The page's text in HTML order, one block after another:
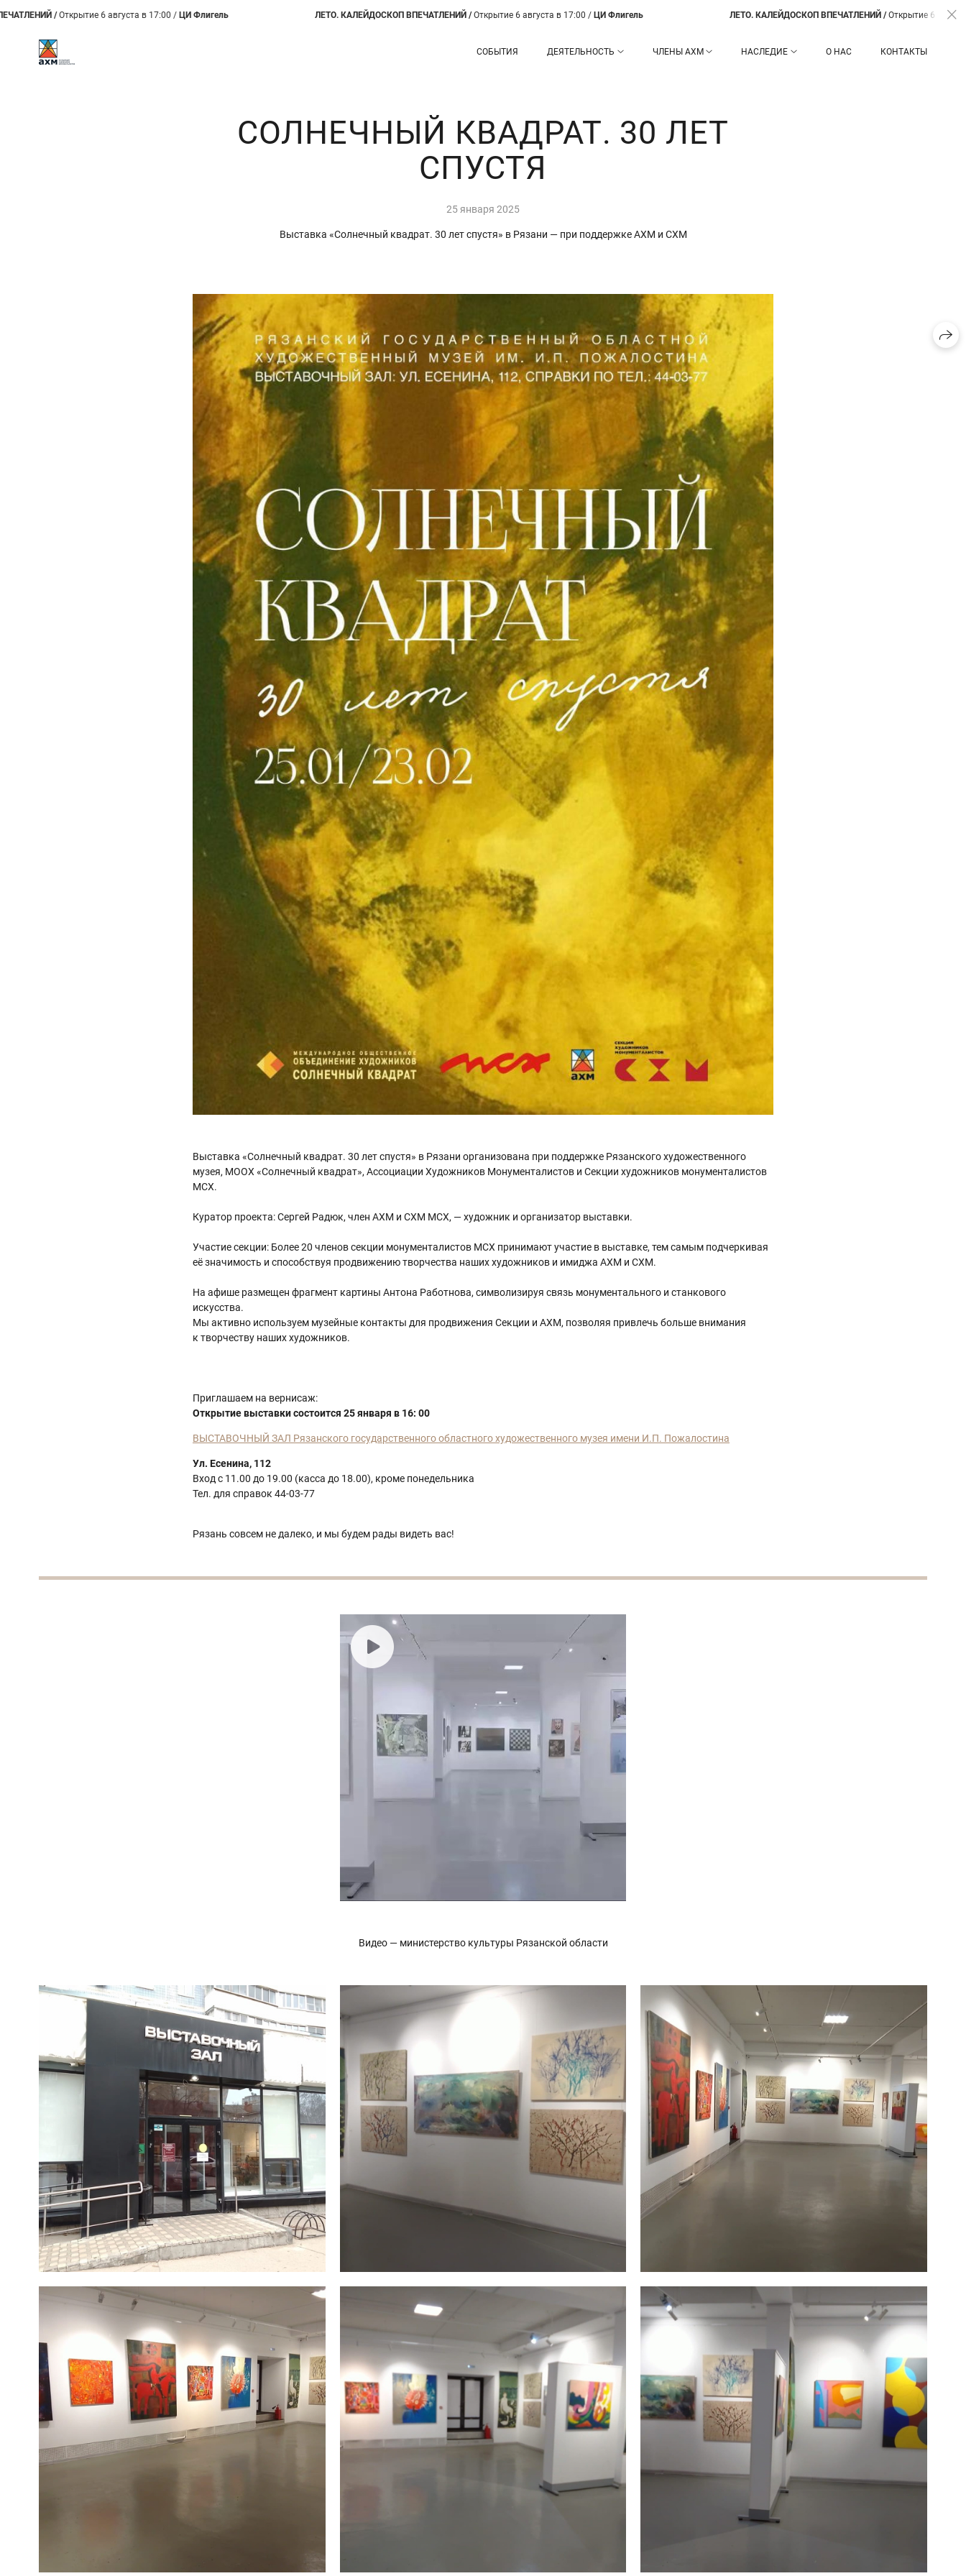
СОБЫТИЯ ДЕЯТЕЛЬНОСТЬ ЧЛЕНЫ АХМ НАСЛЕДИЕ О НАС КОНТАКТЫ
СОЛНЕЧНЫЙ КВАДРАТ. 30 ЛЕТ
СПУСТЯ
25 января 2025
Выставка «Солнечный квадрат. 30 лет спустя» в Рязани — при поддержке АХМ и СХМ
Выставка «Солнечный квадрат. 30 лет спустя» в Рязани организована при поддержке Рязанского художественного
музея, МООХ «Солнечный квадрат», Ассоциации Художников Монументалистов и Секции художников монументалистов
МСХ.
Куратор проекта: Сергей Радюк, член АХМ и СХМ МСХ, — художник и организатор выставки.
Участие секции: Более 20 членов секции монументалистов МСХ принимают участие в выставке, тем самым подчеркивая
её значимость и способствуя продвижению творчества наших художников и имиджа АХМ и СХМ.
На афише размещен фрагмент картины Антона Работнова, символизируя связь монументального и станкового
искусства.
Мы активно используем музейные контакты для продвижения Секции и АХМ, позволяя привлечь больше внимания
к творчеству наших художников.
Приглашаем на вернисаж:
Открытие выставки состоится 25 января в 16: 00
ВЫСТАВОЧНЫЙ ЗАЛ Рязанского государственного областного художественного музея имени И.П. Пожалостина
Ул. Есенина, 112
Вход с 11.00 до 19.00 (касса до 18.00), кроме понедельника
Тел. для справок 44-03-77
Рязань совсем не далеко, и мы будем рады видеть вас!
Видео — министерство культуры Рязанской области
/Открытие 6 августа в 17:00 /ЦИ Флигель ЛЕТО. КАЛЕЙДОСКОП ВПЕЧАТЛЕНИЙ /Открытие 6 августа в 17:00 /ЦИ Флигель ЛЕТО. КАЛЕЙДОСКОП ВПЕЧАТЛЕНИЙ /Открытие 6 августа в 17:00 /